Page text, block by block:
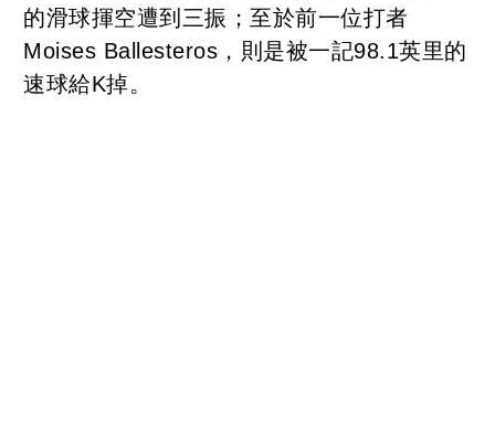
的滑球揮空遭到三振；至於前一位打者
Moises Ballesteros，則是被一記98.1英里的
速球給K掉。